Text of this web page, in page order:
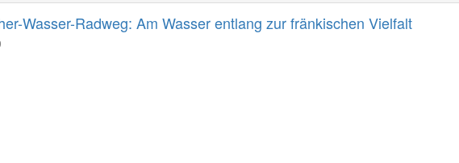
Wasser-Radweg: Am Wasser entlang zur fränkischen Vielfalt